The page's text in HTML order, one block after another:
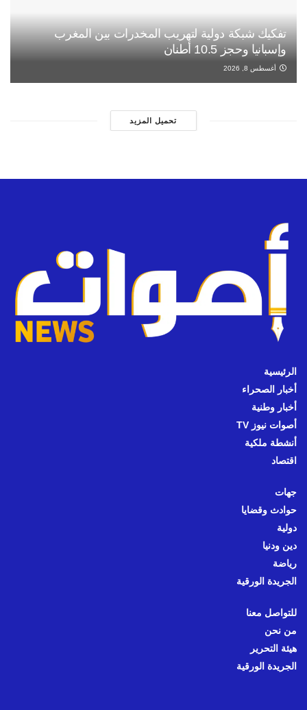
تفكيك شبكة دولية لتهريب المخدرات بين المغرب
وإسبانيا وحجز 10.5 أطنان
أغسطس 8, 2026
تحميل المزيد
الرئيسية
أخبار الصحراء
أخبار وطنية
أصوات نيوز TV
أنشطة ملكية
اقتصاد
جهات
حوادث وقضايا
دولية
دين ودنيا
رياضة
الجريدة الورقية
للتواصل معنا
من نحن
هيئة التحرير
الجريدة الورقية